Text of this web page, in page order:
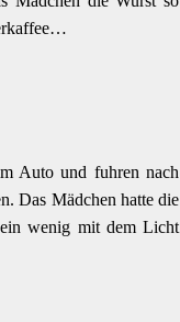
Auto und fuhren nach
Das Mädchen hatte die
wenig mit dem Licht